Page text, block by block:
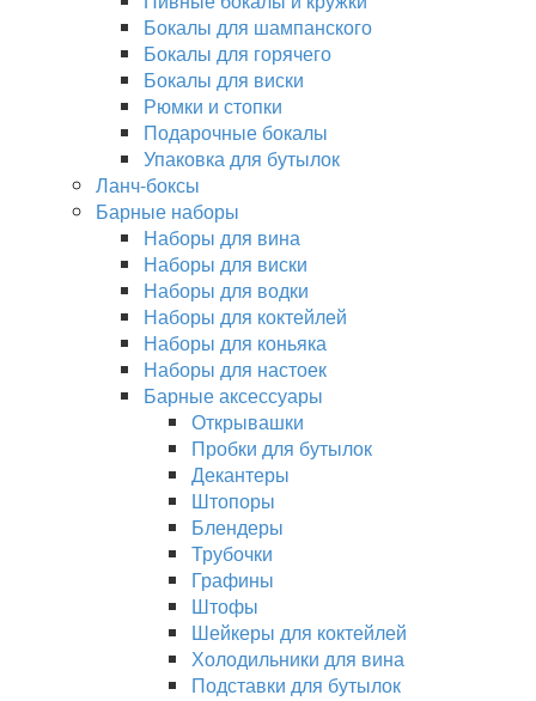
Бокалы для шампанского
Бокалы для горячего
Бокалы для виски
Рюмки и стопки
Подарочные бокалы
Упаковка для бутылок
Ланч-боксы
Барные наборы
Наборы для вина
Наборы для виски
Наборы для водки
Наборы для коктейлей
Наборы для коньяка
Наборы для настоек
Барные аксессуары
Открывашки
Пробки для бутылок
Декантеры
Штопоры
Блендеры
Трубочки
Графины
Штофы
Шейкеры для коктейлей
Холодильники для вина
Подставки для бутылок